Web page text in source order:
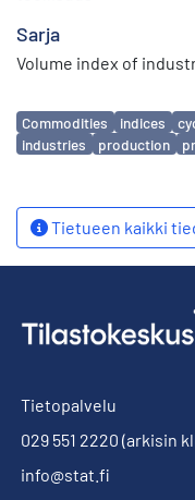
Sarja
Volume index of
Avainsanat
Commodities indices
industries
production
Tietueen kaikki
Tietopalvelu
029 551 2220 (arkisin
info@stat.fi